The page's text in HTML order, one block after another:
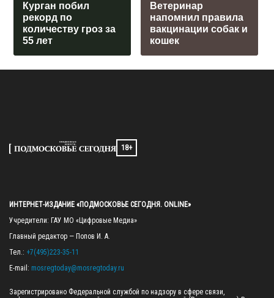
Курган побил
рекорд по
количеству гроз за
55 лет
Ветеринар
напомнил правила
вакцинации собак и
кошек
18+
ИНТЕРНЕТ-ИЗДАНИЕ «ПОДМОСКОВЬЕ СЕГОДНЯ. ONLINE»
Учредители: ГАУ МО «Цифровые Медиа»
Главный редактор — Попов И. А.
Тел.: +7(495)223-35-11
E-mail: mosregtoday@mosregtoday.ru
Зарегистрировано Федеральной службой по надзору в сфере связи,